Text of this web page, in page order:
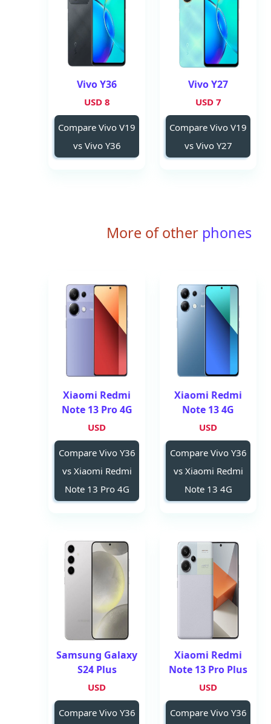
Vivo Y27
7 USD
Compare Vivo V19
vs Vivo Y27
Vivo Y36
8 USD
Compare Vivo V19
vs Vivo Y36
More of other phones
Xiaomi Redmi
Note 13 4G
USD
Compare Vivo Y36
vs Xiaomi Redmi
Note 13 4G
Xiaomi Redmi
Note 13 Pro 4G
USD
Compare Vivo Y36
vs Xiaomi Redmi
Note 13 Pro 4G
Xiaomi Redmi
Note 13 Pro Plus
USD
Compare Vivo Y36
Samsung Galaxy
S24 Plus
USD
Compare Vivo Y36